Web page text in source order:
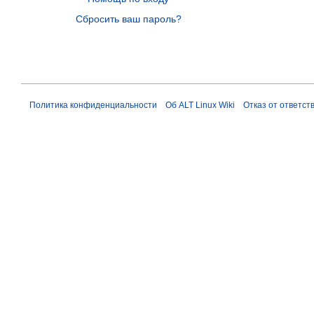
Сбросить ваш пароль?
Политика конфиденциальности Об ALT Linux Wiki Отказ от